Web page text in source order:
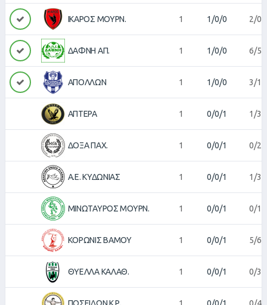
ΙΚΑΡΟΣ ΜΟΥΡΝ. 1 1/0/0 2/0
ΔΑΦΝΗ ΑΠ. 1 1/0/0 6/5
ΑΠΟΛΛΩΝ 1 1/0/0 3/1
ΑΠΤΕΡΑ 1 0/0/1 1/3
ΔΟΞΑ ΠΑΧ. 1 0/0/1 0/2
Α.Ε. ΚΥΔΩΝΙΑΣ 1 0/0/1 1/3
ΜΙΝΩΤΑΥΡΟΣ ΜΟΥΡΝ. 1 0/0/1 0/1
ΚΟΡΩΝΙΣ ΒΑΜΟΥ 1 0/0/1 5/6
ΘΥΕΛΛΑ ΚΑΛΑΘ. 1 0/0/1 0/3